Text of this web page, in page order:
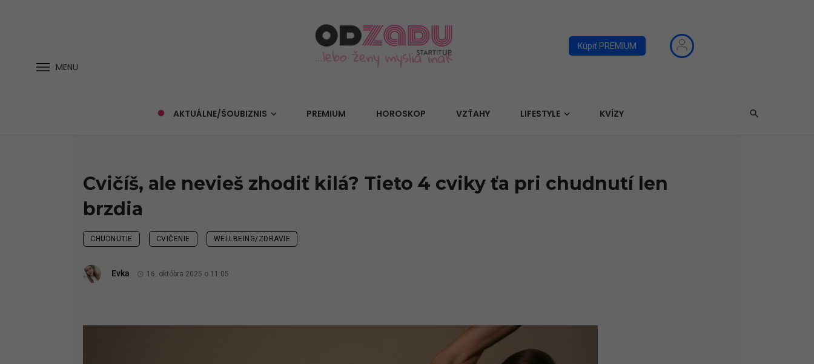
MENU
Kúpiť PREMIUM
AKTUÁLNE/ŠOUBIZNIS PREMIUM HOROSKOP VZŤAHY LIFESTYLE KVÍZY
Cvičíš, ale nevieš zhodiť kilá? Tieto 4 cviky ťa pri chudnutí len
brzdia
CHUDNUTIE CVIČENIE WELLBEING/ZDRAVIE
Evka 16. októbra 2025 o 11:05